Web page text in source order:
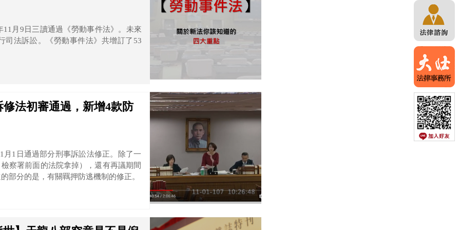
月9日三讀通過《勞動事件法》。未來
司法訴訟。《勞動事件法》共增訂了53
法初審通過，新增4款防
1日通過部分刑事訴訟法修正。除了一
察署前面的法院拿掉），還有再議期間
部分的是，有關羈押防逃機制的修正。